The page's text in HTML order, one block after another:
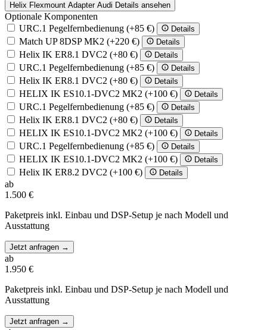
Helix Flexmount Adapter Audi Details ansehen
Optionale Komponenten
URC.1 Pegelfernbedienung (+85 €) Details
Match UP 8DSP MK2 (+220 €) Details
Helix IK ER8.1 DVC2 (+80 €) Details
URC.1 Pegelfernbedienung (+85 €) Details
Helix IK ER8.1 DVC2 (+80 €) Details
HELIX IK ES10.1-DVC2 MK2 (+100 €) Details
URC.1 Pegelfernbedienung (+85 €) Details
Helix IK ER8.1 DVC2 (+80 €) Details
HELIX IK ES10.1-DVC2 MK2 (+100 €) Details
URC.1 Pegelfernbedienung (+85 €) Details
HELIX IK ES10.1-DVC2 MK2 (+100 €) Details
Helix IK ER8.2 DVC2 (+100 €) Details
ab
1.500 €
Paketpreis inkl. Einbau und DSP-Setup je nach Modell und
Ausstattung
Jetzt anfragen →
ab
1.950 €
Paketpreis inkl. Einbau und DSP-Setup je nach Modell und
Ausstattung
Jetzt anfragen →